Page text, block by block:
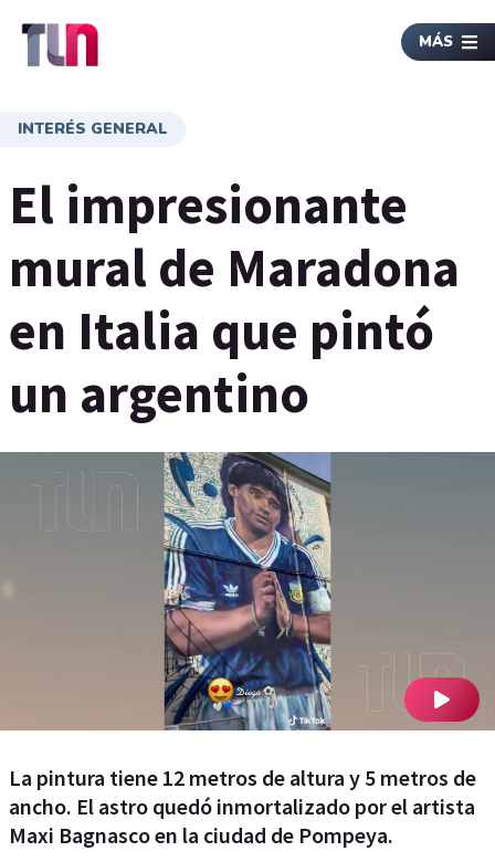
MÁS
INTERÉS GENERAL
El impresionante
mural de Maradona
en Italia que pintó
un argentino
La pintura tiene 12 metros de altura y 5 metros de
ancho. El astro quedó inmortalizado por el artista
Maxi Bagnasco en la ciudad de Pompeya.